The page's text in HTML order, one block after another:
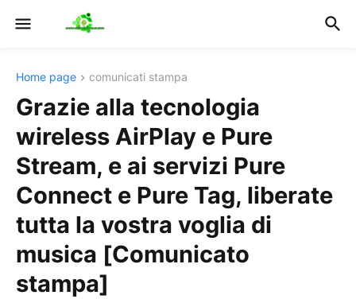
Home page comunicati stampa
Grazie alla tecnologia
wireless AirPlay e Pure
Stream, e ai servizi Pure
Connect e Pure Tag, liberate
tutta la vostra voglia di
musica [Comunicato
stampa]